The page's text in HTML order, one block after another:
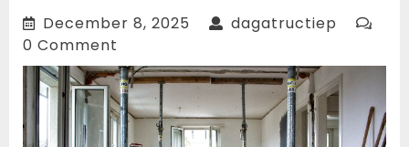
December 8, 2025 December
2025
dagatructiep
0 Comment